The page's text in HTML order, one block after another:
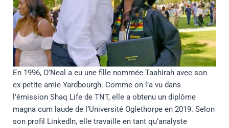
En 1996, O’Neal a eu une fille nommée Taahirah avec son
ex-petite amie Yardbourgh. Comme on l’a vu dans
l’émission Shaq Life de TNT, elle a obtenu un diplôme
magna cum laude de l’Université Oglethorpe en 2019. Selon
son profil LinkedIn, elle travaille en tant qu’analyste